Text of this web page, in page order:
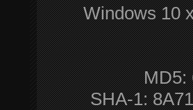
Windows 10
MD5:
SHA-1: